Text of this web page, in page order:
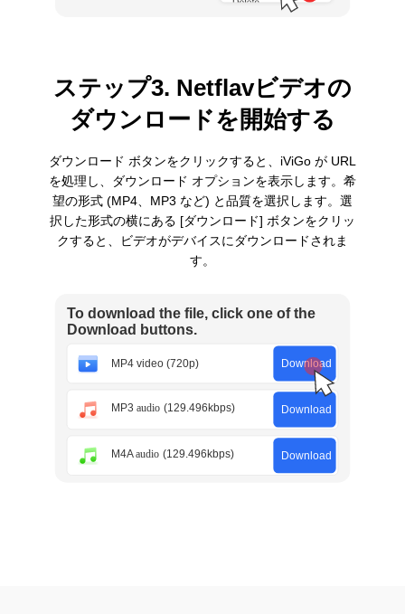
ステップ3. Netflavビデオの
ダウンロードを開始する
ダウンロード ボタンをクリックすると、iViGo が URL
を処理し、ダウンロード オプションを表示します。希
望の形式 (MP4、MP3 など) と品質を選択します。選
択した形式の横にある [ダウンロード] ボタンをクリッ
クすると、ビデオがデバイスにダウンロードされま
す。